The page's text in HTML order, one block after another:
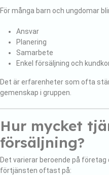
För många barn och ungdomar
Ansvar
Planering
Samarbete
Enkel försäljning och
Det är erfarenheter som ofta
gemenskap i gruppen.
Hur mycket
försäljning?
Det varierar beroende på
förtjänsten oftast på: